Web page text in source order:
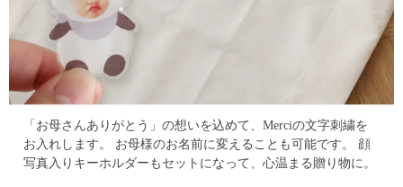
「お母さんありがとう」の想いを込めて、Merciの文字刺繍を
お入れします。
お母様のお名前に変えることも可能です。
顔
写真入りキーホルダーもセットになって、心温まる贈り物に。